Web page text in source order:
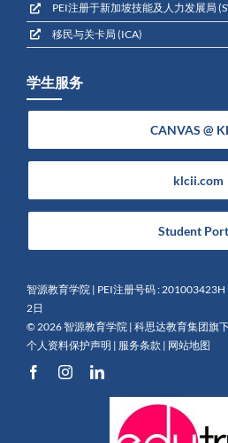
PEI注册于新加坡技能及人力发展局
移民与关卡局 (ICA)
学生服务
CANVAS @
klcii.com
Student
智源教育学院 | PEI注册号码 :
2日
© 2026 智源教育学院 | 科思达教育集团旗
个人资料保护声明 | 服务条款 | 网站地图